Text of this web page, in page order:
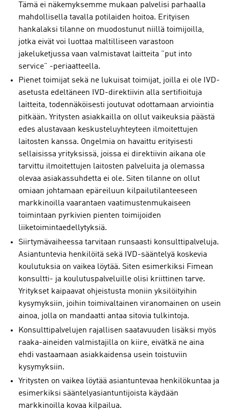
Tämä ei näkemyksemme mukaan palvelisi parhaalla
mahdollisella tavalla potilaiden hoitoa. Erityisen
hankalaksi tilanne on muodostunut niillä toimijoilla,
jotka eivät voi luottaa maltilliseen varastoon
jakeluketjussa vaan valmistavat laitteita ”put into
service” -periaatteella.
Pienet toimijat sekä ne lukuisat toimijat, joilla ei ole IVD-
asetusta edeltäneen IVD-direktiivin alla sertifioituja
laitteita, todennäköisesti joutuvat odottamaan arviointia
pitkään. Yritysten asiakkailla on ollut vaikeuksia päästä
edes alustavaan keskusteluyhteyteen ilmoitettujen
laitosten kanssa. Ongelmia on havaittu erityisesti
sellaisissa yrityksissä, joissa ei direktiivin aikana ole
tarvittu ilmoitettujen laitosten palveluita ja olemassa
olevaa asiakassuhdetta ei ole. Siten tilanne on ollut
omiaan johtamaan epäreiluun kilpailutilanteeseen
markkinoilla vaarantaen vaatimustenmukaiseen
toimintaan pyrkivien pienten toimijoiden
liiketoimintaedellytyksiä.
Siirtymävaiheessa tarvitaan runsaasti konsulttipalveluja.
Asiantuntevia henkilöitä sekä IVD-sääntelyä koskevia
koulutuksia on vaikea löytää. Siten esimerkiksi Fimean
konsultti- ja koulutuspalveluille olisi kriittinen tarve.
Yritykset kaipaavat ohjeistusta moniin yksilöityihin
kysymyksiin, joihin toimivaltainen viranomainen on usein
ainoa, jolla on mandaatti antaa sitovia tulkintoja.
Konsulttipalvelujen rajallisen saatavuuden lisäksi myös
raaka-aineiden valmistajilla on kiire, eivätkä ne aina
ehdi vastaamaan asiakkaidensa usein toistuviin
kysymyksiin.
Yritysten on vaikea löytää asiantuntevaa henkilökuntaa ja
esimerkiksi sääntelyasiantuntijoista käydään
markkinoilla kovaa kilpailua.